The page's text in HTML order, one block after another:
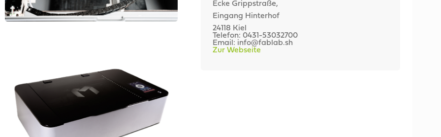
Ecke Grippstraße,
Eingang Hinterhof
24118 Kiel
Telefon: 0431-53032700
Email: info@fablab.sh
Zur Webseite